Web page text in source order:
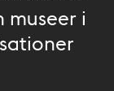
museer i